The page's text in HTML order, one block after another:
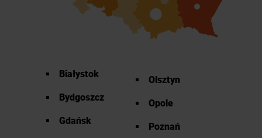
Białystok
Bydgoszcz
Gdańsk
Olsztyn
Opole
Poznań